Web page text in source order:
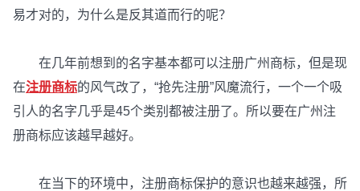
易才对的，为什么是反其道而行的呢？
在几年前想到的名字基本都可以注册广州商标，但是现
在注册商标的风气改了，“抢先注册”风魔流行，一个一个吸
引人的名字几乎是45个类别都被注册了。所以要在广州注
册商标应该越早越好。
在当下的环境中，注册商标保护的意识也越来越强，所